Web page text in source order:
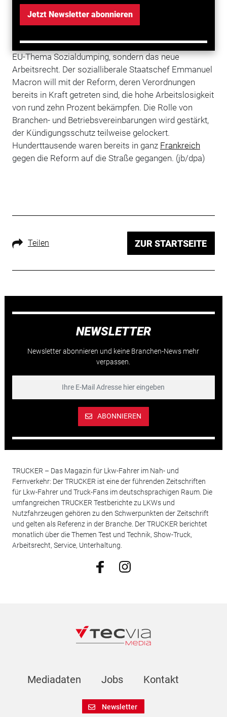
Jetzt Newsletter abonnieren
des Strassentransportgewerbes mit in Betracht
ziehen.
Bei den Aktionen geht es nicht in erster Linie um das
EU-Thema Sozialdumping, sondern das neue
Arbeitsrecht. Der sozialliberale Staatschef Emmanuel
Macron will mit der Reform, deren Verordnungen
bereits in Kraft getreten sind, die hohe Arbeitslosigkeit
von rund zehn Prozent bekämpfen. Die Rolle von
Branchen- und Betriebsvereinbarungen wird gestärkt,
der Kündigungsschutz teilweise gelockert.
Hunderttausende waren bereits in ganz Frankreich
gegen die Reform auf die Straße gegangen. (jb/dpa)
Teilen ZUR STARTSEITE
NEWSLETTER
Newsletter abonnieren und keine Branchen-News mehr
verpassen.
ABONNIEREN
TRUCKER – Das Magazin für Lkw-Fahrer im Nah- und
Fernverkehr: Der TRUCKER ist eine der führenden Zeitschriften
für Lkw-Fahrer und Truck-Fans im deutschsprachigen Raum. Die
umfangreichen TRUCKER Testberichte zu LKWs und
Nutzfahrzeugen gehören zu den Schwerpunkten der Zeitschrift
und gelten als Referenz in der Branche. Der TRUCKER berichtet
monatlich über die Themen Test und Technik, Show-Truck,
Arbeitsrecht, Service, Unterhaltung.
Mediadaten Jobs Kontakt
Newsletter